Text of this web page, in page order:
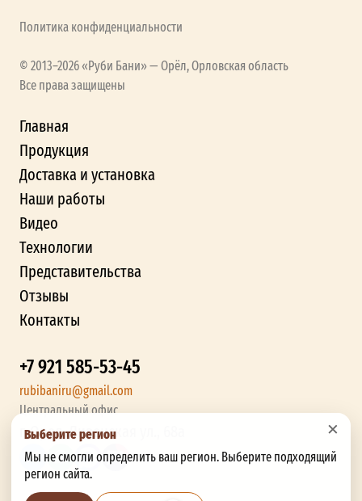
×
Выберите регион
Мы не смогли определить ваш регион. Выберите подходящий
регион сайта.
Политика конфиденциальности
© 2013–2026 «Руби Бани» — Орёл, Орловская область
Все права защищены
Главная
Продукция
Доставка и установка
Наши работы
Видео
Технологии
Представительства
Отзывы
Контакты
+7 921 585-53-45
rubibaniru@gmail.com
Центральный офис
г. Орел, Ливенская ул., 68а